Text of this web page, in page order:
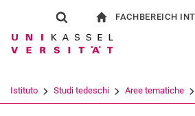
Show search form
Search term
FACHBEREICH
Istituto Studi tedeschi Aree tematiche